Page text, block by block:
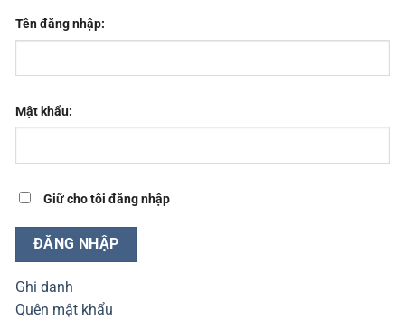
Tên đăng nhập:
Mật khẩu:
Giữ cho tôi đăng nhập
ĐĂNG NHẬP
Ghi danh
Quên mật khẩu